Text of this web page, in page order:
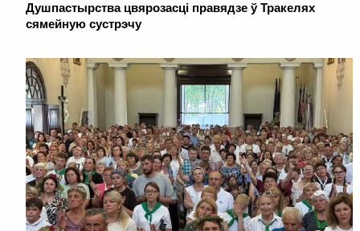
Душпастырства цвярозасці правядзе ў Тракелях
сямейную сустрэчу